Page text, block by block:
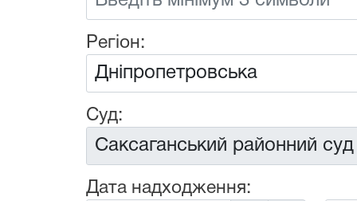
Регіон:
Суд:
Дата надходження: